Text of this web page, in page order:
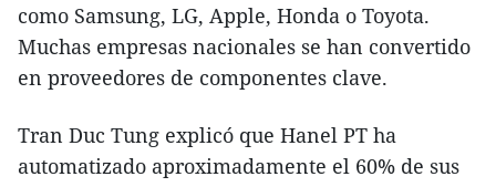
como Samsung, LG, Apple, Honda o Toyota.
Muchas empresas nacionales se han convertido
en proveedores de componentes clave.
Tran Duc Tung explicó que Hanel PT ha
automatizado aproximadamente el 60% de sus